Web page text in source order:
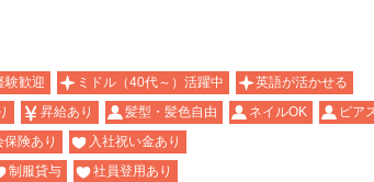
験歓迎 ミドル（40代～）活躍中
英語が活かせる
昇給あり 髪型・髪色自由 ネイルOK
ピア
保険あり
入社祝い金あり
制服貸与 社員登用あり